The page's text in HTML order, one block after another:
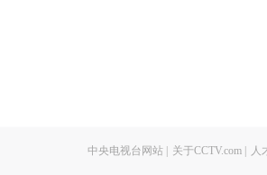
中央电视台网站 关于CCTV.com 人